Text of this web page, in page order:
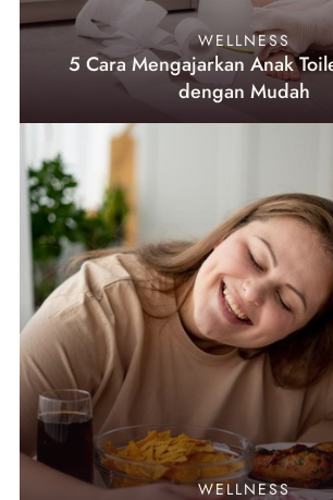
WELLNESS
5 Cara Mengajarkan Anak
dengan Mudah
WELLNESS